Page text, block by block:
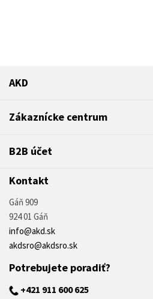
AKD
Zákaznícke centrum
B2B účet
Kontakt
Gáň 909
924 01 Gáň
info@akd.sk
akdsro@akdsro.sk
Potrebujete poradiť?
+421 911 600 625